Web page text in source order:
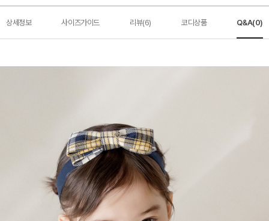
상세정보 사이즈가이드 리뷰(6) 코디상품 Q&A(0)